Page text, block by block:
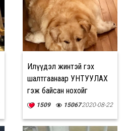
Илүүдэл жинтэй гэх
шалтгаанаар УНТУУЛАХ
гэж байсан нохойг
аварчээ
1509 150672020-08-22